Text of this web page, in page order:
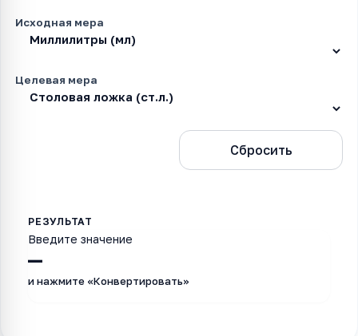
Исходная мера
Целевая мера
Сбросить
—
Введите значение
и нажмите «Конвертировать»